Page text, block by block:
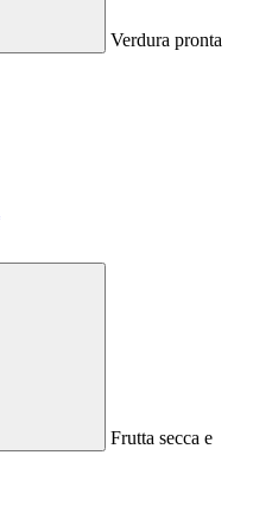
Verdura pronta
Frutta secca e